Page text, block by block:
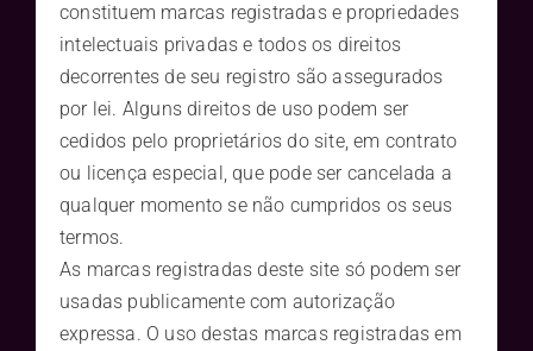
constituem marcas registradas e propriedades
intelectuais privadas e todos os direitos
decorrentes de seu registro são assegurados
por lei. Alguns direitos de uso podem ser
cedidos pelo proprietários do site, em contrato
ou licença especial, que pode ser cancelada a
qualquer momento se não cumpridos os seus
termos.
As marcas registradas deste site só podem ser
usadas publicamente com autorização
expressa. O uso destas marcas registradas em